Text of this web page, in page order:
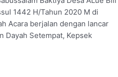
1442 H/Tahun 2020 M di
Acara berjalan dengan lancar
Dayah Setempat, Kepsek